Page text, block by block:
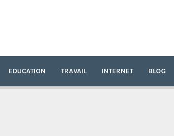
EDUCATION TRAVAIL INTERNET BLOG